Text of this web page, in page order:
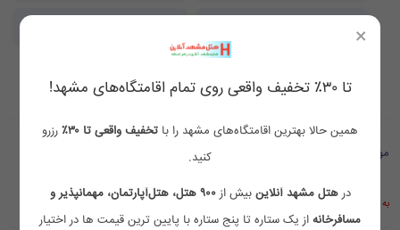
موقعیت مکانی
به علت قطع اینترنت بین الملل موقتا موقعیت مکانی در گوگل نمایش داده نمی شود
×
تا ۳۰٪ تخفیف واقعی روی تمام اقامتگاه‌های مشهد!
همین حالا بهترین اقامتگاه‌های مشهد را با تخفیف واقعی تا ۳۰٪
رزرو
کنید.
درهتل مشهد آنلاین بیش از
۹۰۰ هتل، هتل‌آپارتمان، مهمانپذیر و
مسافرخانه از یک ستاره تا پنج ستاره با پایین ترین قیمت ها در اختیار